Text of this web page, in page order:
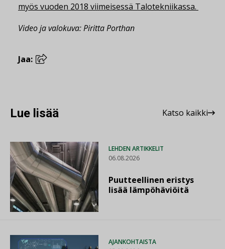
myös vuoden 2018 viimeisessä Talotekniikassa.
Video ja valokuva: Piritta Porthan
Jaa:
Lue lisää Katso kaikki
LEHDEN ARTIKKELIT
06.08.2026
Puutteellinen eristys
lisää lämpöhäviöitä
AJANKOHTAISTA